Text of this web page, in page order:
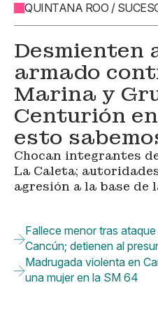
QUINTANA ROO /
Desmienten
armado
Marina y
Centurión
esto
Chocan integrantes
La Caleta;
agresión a la base de
Fallece menor tras
Cancún; detienen al
Madrugada violenta en
una mujer en la SM 64